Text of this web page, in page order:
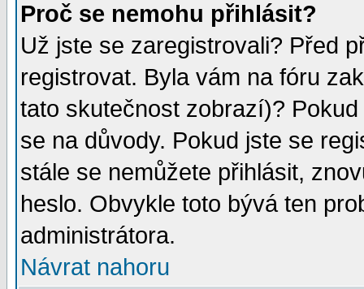
Proč se nemohu přihlásit?
Už jste se zaregistrovali? Před
registrovat. Byla vám na fóru
tato skutečnost zobrazí)?
se na důvody. Pokud jste se
stále se nemůžete přihlásit,
heslo. Obvykle toto bývá ten
administrátora.
Návrat nahoru